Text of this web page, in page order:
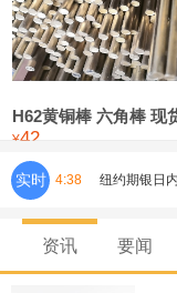
铸造铝合金锭(ZLD104)
压铸锌合金锭
氯化镍
H62黄铜棒 六角棒 现
¥42
实时 4:38 纽约期银日
宇树科技董
经过多年研
资讯 要闻